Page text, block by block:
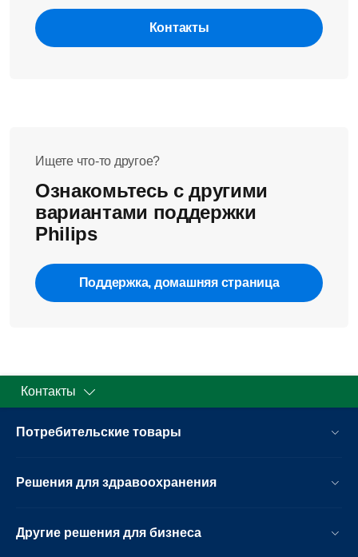
Контакты
Ищете что-то другое?
Ознакомьтесь с другими
вариантами поддержки
Philips
Поддержка, домашняя страница
Контакты
Потребительские товары
Решения для здравоохранения
Другие решения для бизнеса